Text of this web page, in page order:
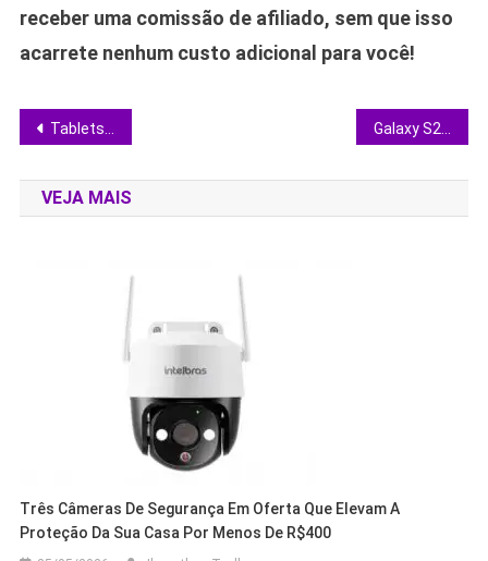
receber uma comissão de afiliado, sem que isso
acarrete nenhum custo adicional para você!
Navegação
de
Post
Tablets em oferta: escolha certa entre Lenovo, Samsung e Huawei por até R$ 1.300
VEJA MAIS
Três Câmeras De Segurança Em Oferta Que Elevam A
Proteção Da Sua Casa Por Menos De R$400